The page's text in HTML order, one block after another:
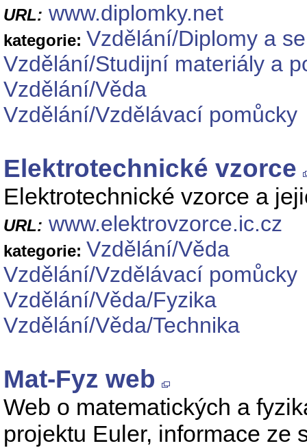
URL: www.diplomky.net
kategorie: Vzdělání/Diplomy a
Vzdělání/Studijní materiály a
Vzdělání/Věda
Vzdělání/Vzdělávací pomůcky
Elektrotechnické vzorce
Elektrotechnické vzorce a
URL: www.elektrovzorce.ic.cz
kategorie: Vzdělání/Věda
Vzdělání/Vzdělávací pomůcky
Vzdělání/Věda/Fyzika
Vzdělání/Věda/Technika
Mat-Fyz web
Web o matematických a
projektu Euler, informace ze